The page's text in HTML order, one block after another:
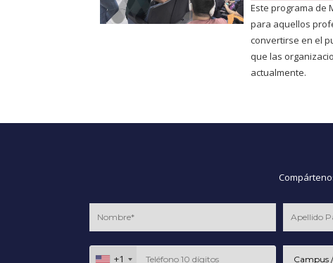
Este programa de
para aquellos
convertirse en el
que las
actualmente.
+1